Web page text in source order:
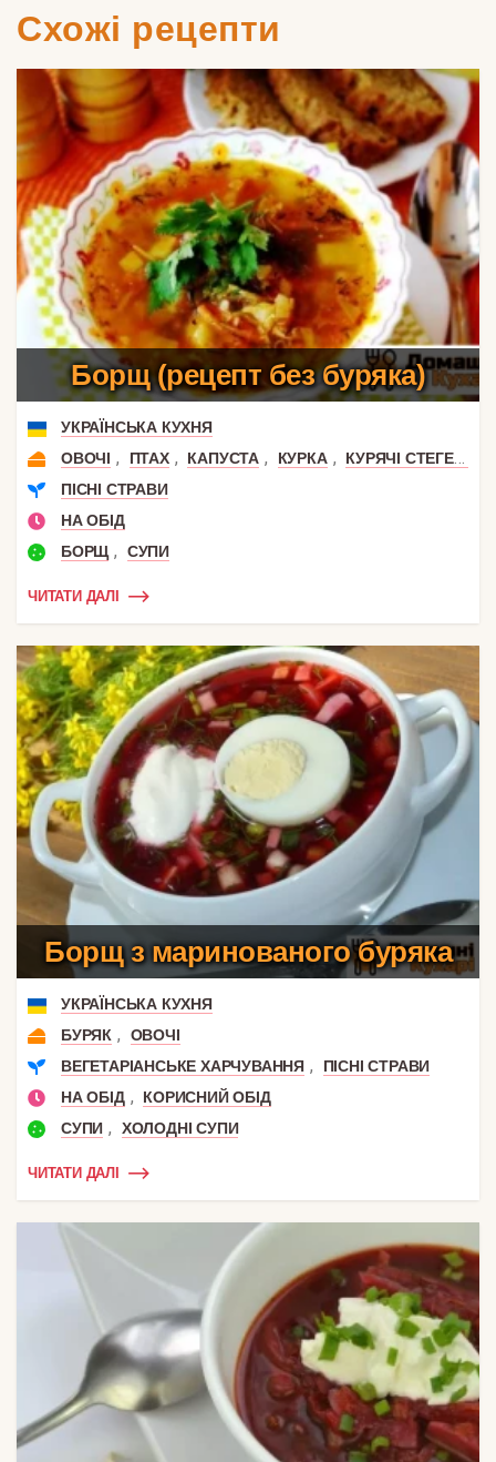
Схожі рецепти
Борщ (рецепт без буряка)
УКРАЇНСЬКА КУХНЯ
ОВОЧІ , ПТАХ , КАПУСТА , КУРКА ,
КУРЯЧІ СТЕГЕНЦЯ
ПІСНІ СТРАВИ
НА ОБІД
БОРЩ , СУПИ
ЧИТАТИ ДАЛІ
Борщ з маринованого буряка
УКРАЇНСЬКА КУХНЯ
БУРЯК ,
ОВОЧІ
ВЕГЕТАРІАНСЬКЕ ХАРЧУВАННЯ ,
ПІСНІ СТРАВИ
НА ОБІД ,
КОРИСНИЙ ОБІД
СУПИ , ХОЛОДНІ СУПИ
ЧИТАТИ ДАЛІ